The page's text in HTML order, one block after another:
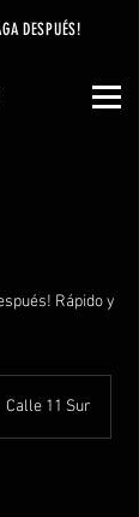
DESPUÉS!
Rápido y
Calle 11 Sur